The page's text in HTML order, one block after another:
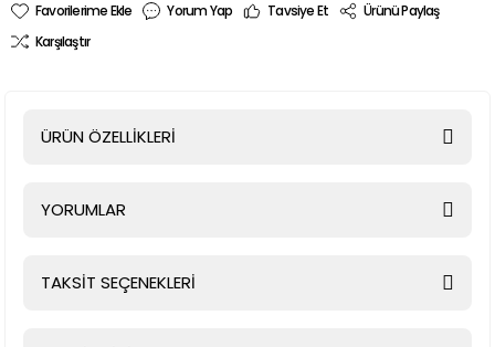
Yorum Yap Tavsiye Et
Ürünü Paylaş
Karşılaştır
ÜRÜN ÖZELLİKLERİ
YORUMLAR
TAKSİT SEÇENEKLERİ